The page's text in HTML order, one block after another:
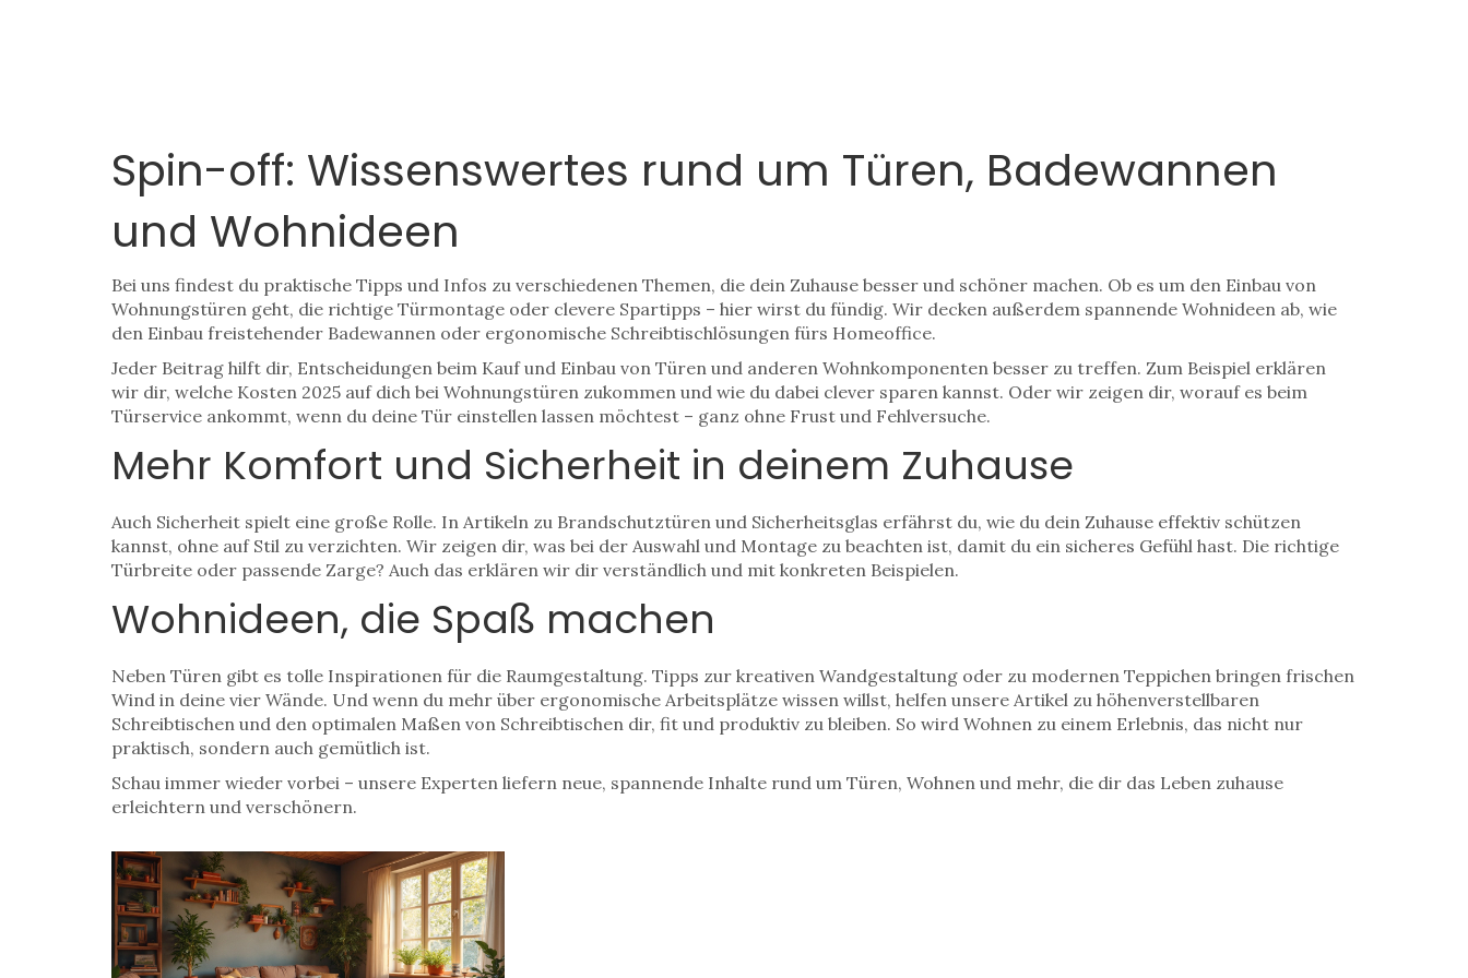
Spin-off: Wissenswertes rund um Türen, Badewannen
und Wohnideen
Bei uns findest du praktische Tipps und Infos zu verschiedenen Themen, die dein Zuhause besser und schöner machen. Ob es um den Einbau von
Wohnungstüren geht, die richtige Türmontage oder clevere Spartipps – hier wirst du fündig. Wir decken außerdem spannende Wohnideen ab, wie
den Einbau freistehender Badewannen oder ergonomische Schreibtischlösungen fürs Homeoffice.
Jeder Beitrag hilft dir, Entscheidungen beim Kauf und Einbau von Türen und anderen Wohnkomponenten besser zu treffen. Zum Beispiel erklären
wir dir, welche Kosten 2025 auf dich bei Wohnungstüren zukommen und wie du dabei clever sparen kannst. Oder wir zeigen dir, worauf es beim
Türservice ankommt, wenn du deine Tür einstellen lassen möchtest – ganz ohne Frust und Fehlversuche.
Mehr Komfort und Sicherheit in deinem Zuhause
Auch Sicherheit spielt eine große Rolle. In Artikeln zu Brandschutztüren und Sicherheitsglas erfährst du, wie du dein Zuhause effektiv schützen
kannst, ohne auf Stil zu verzichten. Wir zeigen dir, was bei der Auswahl und Montage zu beachten ist, damit du ein sicheres Gefühl hast. Die richtige
Türbreite oder passende Zarge? Auch das erklären wir dir verständlich und mit konkreten Beispielen.
Wohnideen, die Spaß machen
Neben Türen gibt es tolle Inspirationen für die Raumgestaltung. Tipps zur kreativen Wandgestaltung oder zu modernen Teppichen bringen frischen
Wind in deine vier Wände. Und wenn du mehr über ergonomische Arbeitsplätze wissen willst, helfen unsere Artikel zu höhenverstellbaren
Schreibtischen und den optimalen Maßen von Schreibtischen dir, fit und produktiv zu bleiben. So wird Wohnen zu einem Erlebnis, das nicht nur
praktisch, sondern auch gemütlich ist.
Schau immer wieder vorbei – unsere Experten liefern neue, spannende Inhalte rund um Türen, Wohnen und mehr, die dir das Leben zuhause
erleichtern und verschönern.